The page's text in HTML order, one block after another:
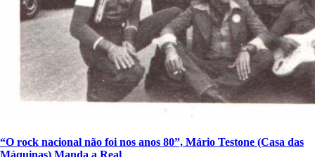
“O rock nacional não foi nos anos 80”, Mário Testone (Casa das
Máquinas) Manda a Real